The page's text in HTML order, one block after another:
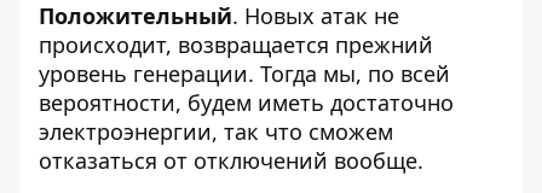
Положительный. Новых атак не
происходит, возвращается прежний
уровень генерации. Тогда мы, по всей
вероятности, будем иметь достаточно
электроэнергии, так что сможем
отказаться от отключений вообще.